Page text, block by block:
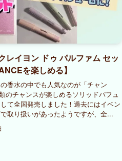
レイヨン ドゥ パルファム セッ
を楽しめる】
香水の中でも人気なのが「チャン
のチャンスが楽しめるソリッドパフュ
て全国発売しました！過去にはイベン
取り扱いがあったようですが、全...